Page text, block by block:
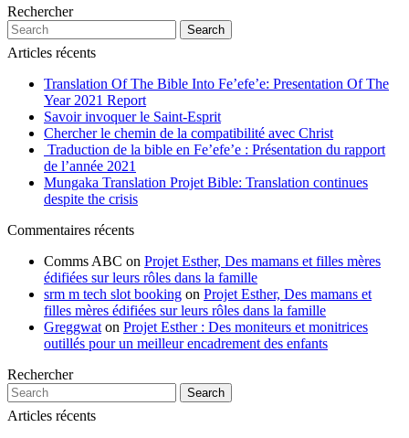
Rechercher
Search
Articles récents
Translation Of The Bible Into Fe’efe’e: Presentation Of The
Year 2021 Report
Savoir invoquer le Saint-Esprit
Chercher le chemin de la compatibilité avec Christ
Traduction de la bible en Fe’efe’e : Présentation du rapport
de l’année 2021
Mungaka Translation Projet Bible: Translation continues
despite the crisis
Commentaires récents
Comms ABC on Projet Esther, Des mamans et filles mères
édifiées sur leurs rôles dans la famille
srm m tech slot booking on Projet Esther, Des mamans et
filles mères édifiées sur leurs rôles dans la famille
Greggwat on Projet Esther : Des moniteurs et monitrices
outillés pour un meilleur encadrement des enfants
Rechercher
Search
Articles récents